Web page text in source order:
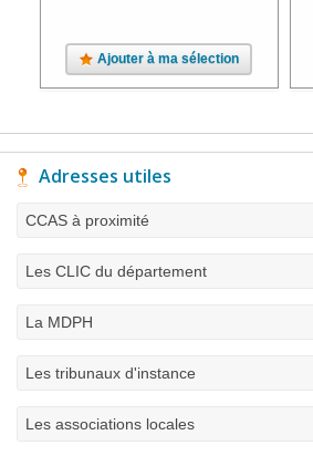
Ajouter à ma sélection
Adresses utiles
CCAS à proximité
Les CLIC du département
La MDPH
Les tribunaux d'instance
Les associations locales